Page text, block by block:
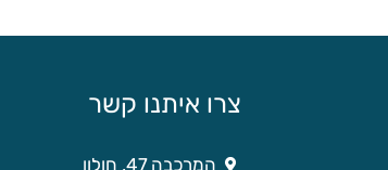
צרו איתנו קשר
המרכבה 47, חולון